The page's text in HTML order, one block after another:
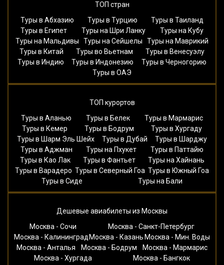
ТОП стран
Туры в Абхазию
Туры в Турцию
Туры в Таиланд
Туры в Египет
Туры на Шри Ланку
Туры на Кубу
Туры на Мальдивы
Туры на Сейшелы
Туры на Маврикий
Туры в Китай
Туры во Вьетнам
Туры в Венесуэлу
Туры в Индию
Туры в Индонезию
Туры в Черногорию
Туры в ОАЭ
ТОП курортов
Туры в Аланью
Туры в Белек
Туры в Мармарис
Туры в Кемер
Туры в Бодрум
Туры в Хургаду
Туры в Шарм Эль Шейх
Туры в Дубай
Туры в Шарджу
Туры в Аджман
Туры на Пхукет
Туры в Паттайю
Туры в Као Лак
Туры в Фантьет
Туры на Хайнань
Туры в Варадеро Туры в Северный Гоа Туры в Южный Гоа
Туры в Сиде
Туры на Бали
Дешевые авиабилеты из Москвы
Москва - Сочи
Москва - Санкт-Петербург
Москва - КалининградМосква - КазаньМосква - Мин. Воды
Москва - Анталья
Москва - Бодрум
Москва - Мармарис
Москва - Хургада
Москва - Бангкок